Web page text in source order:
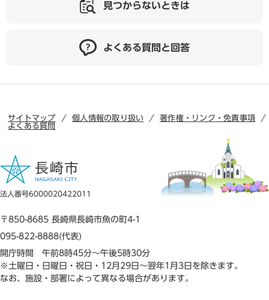
見つからないときは
よくある質問と回答
サイトマップ 個人情報の取り扱い
著作権・リンク・免責事項
よくある質問
法人番号6000020422011
〒850-8685 長崎県長崎市魚の町4-1
095-822-8888(代表)
開庁時間 午前8時45分～午後5時30分
※土曜日・日曜日・祝日・12月29日～翌年1月3日を除きます。
なお、施設・部署によって異なる場合があります。